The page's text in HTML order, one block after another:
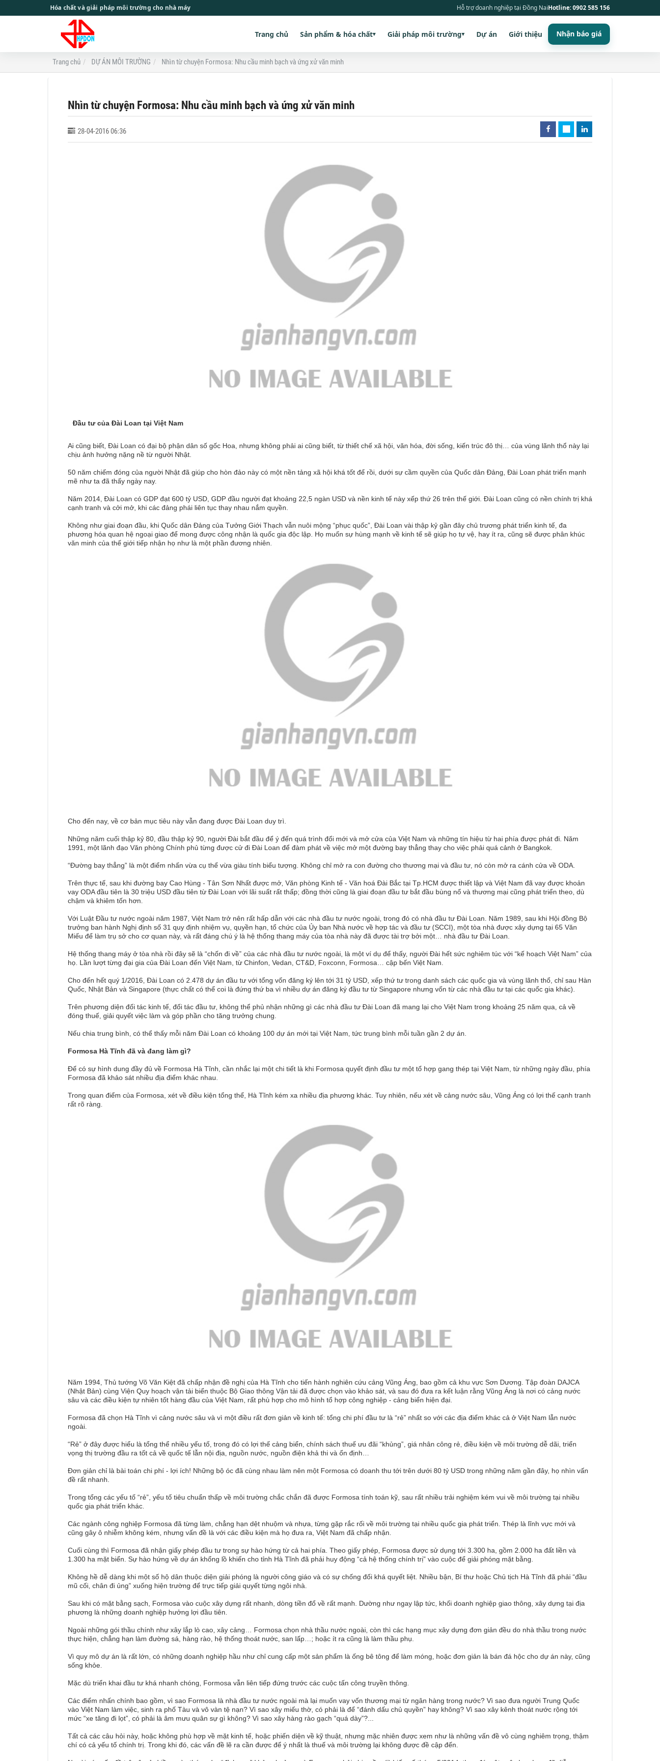
Hóa chất và giải pháp môi trường cho nhà máy Hỗ trợ doanh nghiệp tại Đồng NaiHotline: 0902 585 156
Trang chủ Sản phẩm & hóa chất▾ Giải pháp môi trường▾ Dự án Giới thiệu Nhận báo giá
Trang chủ DỰ ÁN MÔI TRƯỜNG Nhìn từ chuyện Formosa: Nhu cầu minh bạch và ứng xử văn minh
Nhìn từ chuyện Formosa: Nhu cầu minh bạch và ứng xử văn minh
28-04-2016 06:36
Đầu tư của Đài Loan tại Việt Nam
Ai cũng biết, Đài Loan có đại bộ phận dân số gốc Hoa, nhưng không phải ai cũng biết, từ thiết chế xã hội, văn hóa, đời sống, kiến trúc đô thị… của vùng lãnh thổ này lại
chịu ảnh hưởng nặng nề từ người Nhật.
50 năm chiếm đóng của người Nhật đã giúp cho hòn đảo này có một nền tảng xã hội khá tốt để rồi, dưới sự cầm quyền của Quốc dân Đảng, Đài Loan phát triển mạnh
mẽ như ta đã thấy ngày nay.
Năm 2014, Đài Loan có GDP đạt 600 tỷ USD, GDP đầu người đạt khoảng 22,5 ngàn USD và nền kinh tế này xếp thứ 26 trên thế giới. Đài Loan cũng có nền chính trị khá
cạnh tranh và cởi mở, khi các đảng phái liên tục thay nhau nắm quyền.
Không như giai đoạn đầu, khi Quốc dân Đảng của Tưởng Giới Thạch vẫn nuôi mộng “phục quốc”, Đài Loan vài thập kỷ gần đây chủ trương phát triển kinh tế, đa
phương hóa quan hệ ngoại giao để mong được công nhận là quốc gia độc lập. Họ muốn sự hùng mạnh về kinh tế sẽ giúp họ tự vệ, hay ít ra, cũng sẽ được phân khúc
văn minh của thế giới tiếp nhận họ như là một phần đương nhiên.
Cho đến nay, về cơ bản mục tiêu này vẫn đang được Đài Loan duy trì.
Những năm cuối thập kỷ 80, đầu thập kỷ 90, người Đài bắt đầu để ý đến quá trình đổi mới và mở cửa của Việt Nam và những tín hiệu từ hai phía được phát đi. Năm
1991, một lãnh đạo Văn phòng Chính phủ từng được cử đi Đài Loan để đàm phát về việc mở một đường bay thẳng thay cho việc phải quá cảnh ở Bangkok.
“Đường bay thẳng” là một điểm nhấn vừa cụ thể vừa giàu tính biểu tượng. Không chỉ mở ra con đường cho thương mại và đầu tư, nó còn mở ra cánh cửa về ODA.
Trên thực tế, sau khi đường bay Cao Hùng - Tân Sơn Nhất được mở, Văn phòng Kinh tế - Văn hoá Đài Bắc tại Tp.HCM được thiết lập và Việt Nam đã vay được khoản
vay ODA đầu tiên là 30 triệu USD đầu tiên từ Đài Loan với lãi suất rất thấp; đồng thời cũng là giai đoạn đầu tư bắt đầu bùng nổ và thương mại cũng phát triển theo, dù
chậm và khiêm tốn hơn.
Với Luật Đầu tư nước ngoài năm 1987, Việt Nam trở nên rất hấp dẫn với các nhà đầu tư nước ngoài, trong đó có nhà đầu tư Đài Loan. Năm 1989, sau khi Hội đồng Bộ
trưởng ban hành Nghị định số 31 quy định nhiệm vụ, quyền hạn, tổ chức của Ủy ban Nhà nước về hợp tác và đầu tư (SCCI), một tòa nhà được xây dựng tại 65 Văn
Miếu để làm trụ sở cho cơ quan này, và rất đáng chú ý là hệ thống thang máy của tòa nhà này đã được tài trợ bởi một… nhà đầu tư Đài Loan.
Hệ thống thang máy ở tòa nhà rồi đây sẽ là “chốn đi về” của các nhà đầu tư nước ngoài, là một ví dụ để thấy, người Đài hết sức nghiêm túc với “kế hoạch Việt Nam” của
họ. Lần lượt từng đại gia của Đài Loan đến Việt Nam, từ Chinfon, Vedan, CT&D, Foxconn, Formosa… cập bến Việt Nam.
Cho đến hết quý 1/2016, Đài Loan có 2.478 dự án đầu tư với tổng vốn đăng ký lên tới 31 tỷ USD, xếp thứ tư trong danh sách các quốc gia và vùng lãnh thổ, chỉ sau Hàn
Quốc, Nhật Bản và Singapore (thực chất có thể coi là đứng thứ ba vì nhiều dự án đăng ký đầu tư từ Singapore nhưng vốn từ các nhà đầu tư tại các quốc gia khác).
Trên phương diện đối tác kinh tế, đối tác đầu tư, không thể phủ nhận những gì các nhà đầu tư Đài Loan đã mang lại cho Việt Nam trong khoảng 25 năm qua, cả về
đóng thuế, giải quyết việc làm và góp phần cho tăng trưởng chung.
Nếu chia trung bình, có thể thấy mỗi năm Đài Loan có khoảng 100 dự án mới tại Việt Nam, tức trung bình mỗi tuần gần 2 dự án.
Formosa Hà Tĩnh đã và đang làm gì?
Để có sự hình dung đầy đủ về Formosa Hà Tĩnh, cần nhắc lại một chi tiết là khi Formosa quyết định đầu tư một tổ hợp gang thép tại Việt Nam, từ những ngày đầu, phía
Formosa đã khảo sát nhiều địa điểm khác nhau.
Trong quan điểm của Formosa, xét về điều kiện tổng thể, Hà Tĩnh kém xa nhiều địa phương khác. Tuy nhiên, nếu xét về cảng nước sâu, Vũng Áng có lợi thế cạnh tranh
rất rõ ràng.
Năm 1994, Thủ tướng Võ Văn Kiệt đã chấp nhận đề nghị của Hà Tĩnh cho tiến hành nghiên cứu cảng Vũng Áng, bao gồm cả khu vực Sơn Dương. Tập đoàn DAJCA
(Nhật Bản) cùng Viện Quy hoạch vận tải biển thuộc Bộ Giao thông Vận tải đã được chọn vào khảo sát, và sau đó đưa ra kết luận rằng Vũng Áng là nơi có cảng nước
sâu và các điều kiện tự nhiên tốt hàng đầu của Việt Nam, rất phù hợp cho mô hình tổ hợp công nghiệp - cảng biển hiện đại.
Formosa đã chọn Hà Tĩnh vì cảng nước sâu và vì một điều rất đơn giản về kinh tế: tổng chi phí đầu tư là “rẻ” nhất so với các địa điểm khác cả ở Việt Nam lẫn nước
ngoài.
“Rẻ” ở đây được hiểu là tổng thể nhiều yếu tố, trong đó có lợi thế cảng biển, chính sách thuế ưu đãi “khủng”, giá nhân công rẻ, điều kiện về môi trường dễ dãi, triển
vọng thị trường đầu ra tốt cả về quốc tế lẫn nội địa, nguồn nước, nguồn điện khả thi và ổn định…
Đơn giản chỉ là bài toán chi phí - lợi ích! Những bộ óc đã cùng nhau làm nên một Formosa có doanh thu tới trên dưới 80 tỷ USD trong những năm gần đây, họ nhìn vấn
đề rất nhanh.
Trong tổng các yếu tố “rẻ”, yếu tố tiêu chuẩn thấp về môi trường chắc chắn đã được Formosa tính toán kỹ, sau rất nhiều trải nghiệm kém vui về môi trường tại nhiều
quốc gia phát triển khác.
Các ngành công nghiệp Formosa đã từng làm, chẳng hạn dệt nhuộm và nhựa, từng gặp rắc rối về môi trường tại nhiều quốc gia phát triển. Thép là lĩnh vực mới và
cũng gây ô nhiễm không kém, nhưng vấn đề là với các điều kiện mà họ đưa ra, Việt Nam đã chấp nhận.
Cuối cùng thì Formosa đã nhận giấy phép đầu tư trong sự hào hứng từ cả hai phía. Theo giấy phép, Formosa được sử dụng tới 3.300 ha, gồm 2.000 ha đất liền và
1.300 ha mặt biển. Sự hào hứng về dự án khổng lồ khiến cho tỉnh Hà Tĩnh đã phải huy động “cả hệ thống chính trị” vào cuộc để giải phóng mặt bằng.
Không hề dễ dàng khi một số hộ dân thuộc diện giải phóng là người công giáo và có sự chống đối khá quyết liệt. Nhiều bận, Bí thư hoặc Chủ tịch Hà Tĩnh đã phải “đầu
mũ cối, chân đi ủng” xuống hiện trường để trực tiếp giải quyết từng ngôi nhà.
Sau khi có mặt bằng sạch, Formosa vào cuộc xây dựng rất nhanh, dòng tiền đổ về rất mạnh. Dường như ngay lập tức, khối doanh nghiệp giao thông, xây dựng tại địa
phương là những doanh nghiệp hưởng lợi đầu tiên.
Ngoài những gói thầu chính như xây lắp lò cao, xây cảng… Formosa chọn nhà thầu nước ngoài, còn thì các hạng mục xây dựng đơn giản đều do nhà thầu trong nước
thực hiện, chẳng hạn làm đường sá, hàng rào, hệ thống thoát nước, san lấp…; hoặc ít ra cũng là làm thầu phụ.
Vì quy mô dự án là rất lớn, có những doanh nghiệp hầu như chỉ cung cấp một sản phẩm là ống bê tông để làm móng, hoặc đơn giản là bán đá hộc cho dự án này, cũng
sống khỏe.
Mặc dù triển khai đầu tư khá nhanh chóng, Formosa vẫn liên tiếp đứng trước các cuộc tấn công truyền thông.
Các điểm nhấn chính bao gồm, vì sao Formosa là nhà đầu tư nước ngoài mà lại muốn vay vốn thương mại từ ngân hàng trong nước? Vì sao đưa người Trung Quốc
vào Việt Nam làm việc, sinh ra phố Tàu và vô vàn tệ nạn? Vì sao xây miếu thờ, có phải là để “đánh dấu chủ quyền” hay không? Vì sao xây kênh thoát nước rộng tới
mức “xe tăng đi lọt”, có phải là âm mưu quân sự gì không? Vì sao xây hàng rào gạch “quá dày”?...
Tất cả các câu hỏi này, hoặc không phù hợp về mặt kinh tế, hoặc phiến diện về kỹ thuật, nhưng mặc nhiên được xem như là những vấn đề vô cùng nghiêm trọng, thậm
chí có cả yếu tố chính trị. Trong khi đó, các vấn đề lẽ ra cần được để ý nhất là thuế và môi trường lại không được đề cập đến.